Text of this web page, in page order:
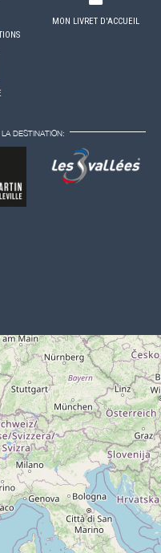
MON LIVRET D'ACCUEIL
DESTINATION: